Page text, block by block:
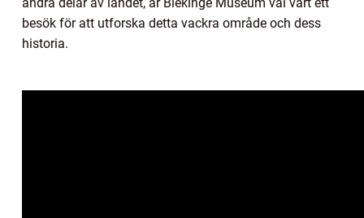
besök för att utforska detta vackra område och dess
historia.